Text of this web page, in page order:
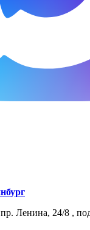
пр. Ленина, 24/8 ,